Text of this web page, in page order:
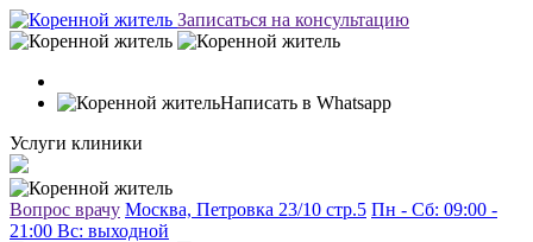
Записаться на консультацию
Написать в Whatsapp
Услуги клиники
Вопрос врачу Москва, Петровка 23/10 стр.5 Пн - Сб: 09:00 -
21:00 Вc: выходной